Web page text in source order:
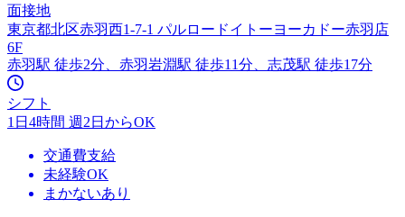
面接地
東京都北区赤羽西1-7-1 パルロードイトーヨーカドー赤羽店
6F
赤羽駅 徒歩2分、赤羽岩淵駅 徒歩11分、志茂駅 徒歩17分
シフト
1日4時間 週2日からOK
交通費支給
未経験OK
まかないあり